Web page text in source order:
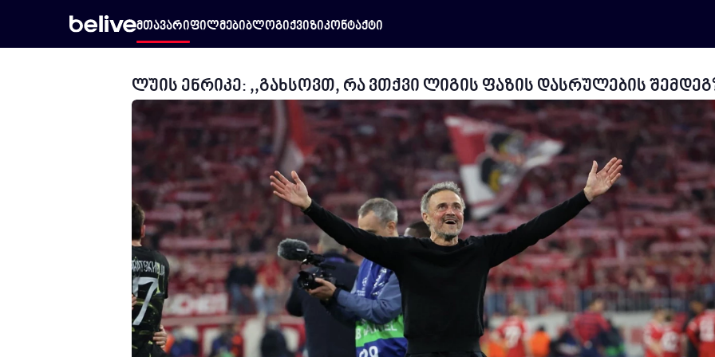
მთავარიფილმებიბლოგიქვიზიკონტაქტი
ლუის ენრიკე: ,,გახსოვთ, რა ვთქვი ლიგის ფაზის დასრულების